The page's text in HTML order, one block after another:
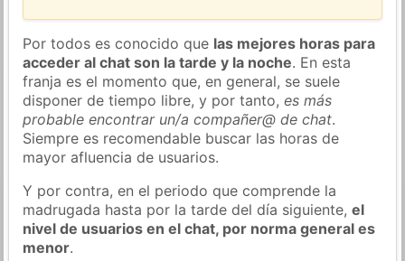
Por todos es conocido que las mejores horas para
acceder al chat son la tarde y la noche. En esta
franja es el momento que, en general, se suele
disponer de tiempo libre, y por tanto,es más
probable encontrar un/a compañer@ de chat.
Siempre es recomendable buscar las horas de
mayor afluencia de usuarios.
Y por contra, en el periodo que comprende la
madrugada hasta por la tarde del día siguiente,el
nivel de usuarios en el chat, por norma general es
menor.